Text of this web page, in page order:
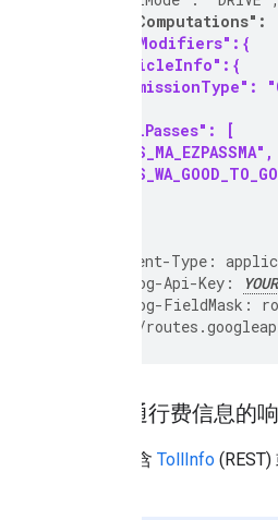
"extraComputations":
  "routeModifiers":{
    "vehicleInfo":{
"emissionType":
    "tollPasses": [
      "US_MA_EZPASSMA",
-H 'Content-Type:
-H 'X-Goog-Api-Key:
-H 'X-Goog-FieldMask:
'https://
包含通行费信息的
响应包含 TollInfo (REST)